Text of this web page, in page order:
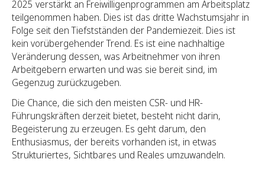
2025 verstärkt an Freiwilligenprogrammen am Arbeitsplatz
teilgenommen haben. Dies ist das dritte Wachstumsjahr in
Folge seit den Tiefstständen der Pandemiezeit. Dies ist
kein vorübergehender Trend. Es ist eine nachhaltige
Veränderung dessen, was Arbeitnehmer von ihren
Arbeitgebern erwarten und was sie bereit sind, im
Gegenzug zurückzugeben.
Die Chance, die sich den meisten CSR- und HR-
Führungskräften derzeit bietet, besteht nicht darin,
Begeisterung zu erzeugen. Es geht darum, den
Enthusiasmus, der bereits vorhanden ist, in etwas
Strukturiertes, Sichtbares und Reales umzuwandeln.